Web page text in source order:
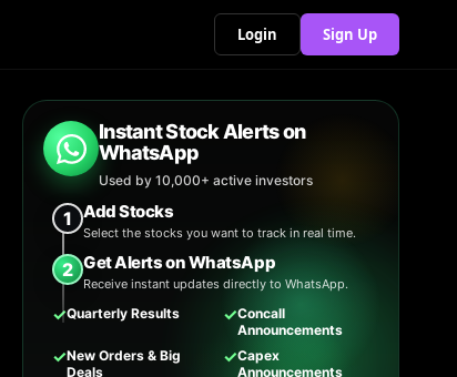
Login Sign Up
Instant Stock Alerts on
WhatsApp
Used by 10,000+ active investors
1 Add Stocks
Select the stocks you want to track in real time.
2 Get Alerts on WhatsApp
Receive instant updates directly to WhatsApp.
✓Quarterly Results ✓Concall
Announcements
✓New Orders & Big
Deals
✓Capex
Announcements